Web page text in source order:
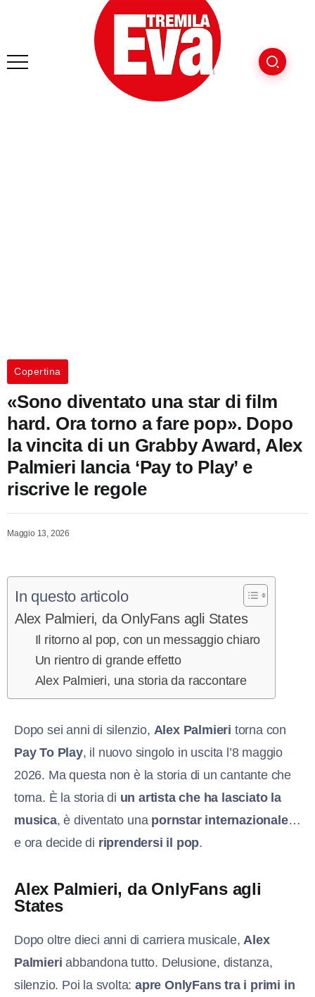
Copertina
«Sono diventato una star di film
hard. Ora torno a fare pop». Dopo
la vincita di un Grabby Award, Alex
Palmieri lancia ‘Pay to Play’ e
riscrive le regole
Maggio 13, 2026
In questo articolo
Alex Palmieri, da OnlyFans agli States
Il ritorno al pop, con un messaggio chiaro
Un rientro di grande effetto
Alex Palmieri, una storia da raccontare
Dopo sei anni di silenzio, Alex Palmieri torna con
Pay To Play, il nuovo singolo in uscita l’8 maggio
2026. Ma questa non è la storia di un cantante che
torna. È la storia di un artista che ha lasciato la
musica, è diventato una pornstar internazionale…
e ora decide di riprendersi il pop.
Alex Palmieri, da OnlyFans agli
States
Dopo oltre dieci anni di carriera musicale, Alex
Palmieri abbandona tutto. Delusione, distanza,
silenzio. Poi la svolta:apre OnlyFans tra i primi in